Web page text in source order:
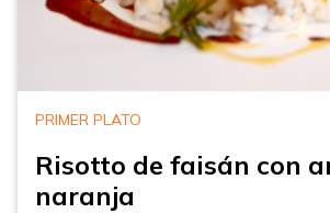
PRIMER PLATO
Risotto de faisán con
naranja